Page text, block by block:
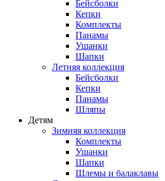
Бейсболки
Кепки
Комплекты
Панамы
Ушанки
Шапки
Летняя коллекция
Бейсболки
Кепки
Панамы
Шляпы
Детям
Зимняя коллекция
Комплекты
Ушанки
Шапки
Шлемы и балаклавы